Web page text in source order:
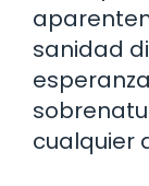
sanidad
cualquier